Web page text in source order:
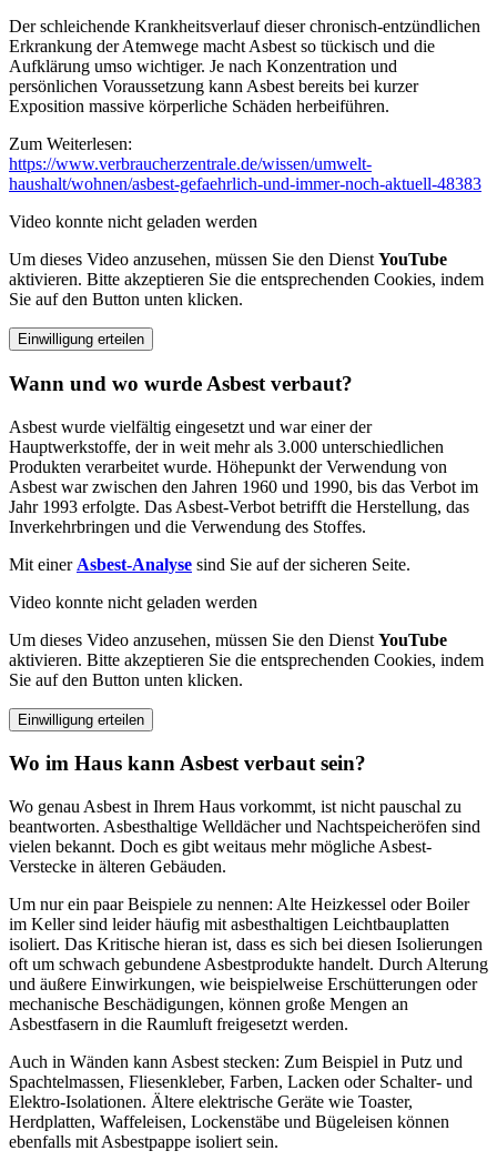
Der schleichende Krankheitsverlauf dieser chronisch-entzündlichen
Erkrankung der Atemwege macht Asbest so tückisch und die
Aufklärung umso wichtiger. Je nach Konzentration und
persönlichen Voraussetzung kann Asbest bereits bei kurzer
Exposition massive körperliche Schäden herbeiführen.
Zum Weiterlesen:
https://www.verbraucherzentrale.de/wissen/umwelt-
haushalt/wohnen/asbest-gefaehrlich-und-immer-noch-aktuell-48383
Video konnte nicht geladen werden
Um dieses Video anzusehen, müssen Sie den Dienst YouTube
aktivieren. Bitte akzeptieren Sie die entsprechenden Cookies, indem
Sie auf den Button unten klicken.
Einwilligung erteilen
Wann und wo wurde Asbest verbaut?
Asbest wurde vielfältig eingesetzt und war einer der
Hauptwerkstoffe, der in weit mehr als 3.000 unterschiedlichen
Produkten verarbeitet wurde. Höhepunkt der Verwendung von
Asbest war zwischen den Jahren 1960 und 1990, bis das Verbot im
Jahr 1993 erfolgte. Das Asbest-Verbot betrifft die Herstellung, das
Inverkehrbringen und die Verwendung des Stoffes.
Mit einer Asbest-Analyse sind Sie auf der sicheren Seite.
Video konnte nicht geladen werden
Um dieses Video anzusehen, müssen Sie den Dienst YouTube
aktivieren. Bitte akzeptieren Sie die entsprechenden Cookies, indem
Sie auf den Button unten klicken.
Einwilligung erteilen
Wo im Haus kann Asbest verbaut sein?
Wo genau Asbest in Ihrem Haus vorkommt, ist nicht pauschal zu
beantworten. Asbesthaltige Welldächer und Nachtspeicheröfen sind
vielen bekannt. Doch es gibt weitaus mehr mögliche Asbest-
Verstecke in älteren Gebäuden.
Um nur ein paar Beispiele zu nennen: Alte Heizkessel oder Boiler
im Keller sind leider häufig mit asbesthaltigen Leichtbauplatten
isoliert. Das Kritische hieran ist, dass es sich bei diesen Isolierungen
oft um schwach gebundene Asbestprodukte handelt. Durch Alterung
und äußere Einwirkungen, wie beispielweise Erschütterungen oder
mechanische Beschädigungen, können große Mengen an
Asbestfasern in die Raumluft freigesetzt werden.
Auch in Wänden kann Asbest stecken: Zum Beispiel in Putz und
Spachtelmassen, Fliesenkleber, Farben, Lacken oder Schalter- und
Elektro-Isolationen. Ältere elektrische Geräte wie Toaster,
Herdplatten, Waffeleisen, Lockenstäbe und Bügeleisen können
ebenfalls mit Asbestpappe isoliert sein.